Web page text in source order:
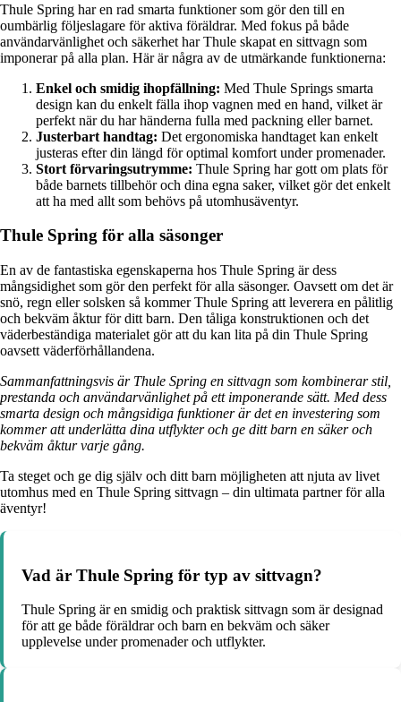
Thule Spring har en rad smarta funktioner som gör den till en
oumbärlig följeslagare för aktiva föräldrar. Med fokus på både
användarvänlighet och säkerhet har Thule skapat en sittvagn som
imponerar på alla plan. Här är några av de utmärkande funktionerna:
Enkel och smidig ihopfällning: Med Thule Springs smarta
design kan du enkelt fälla ihop vagnen med en hand, vilket är
perfekt när du har händerna fulla med packning eller barnet.
Justerbart handtag: Det ergonomiska handtaget kan enkelt
justeras efter din längd för optimal komfort under promenader.
Stort förvaringsutrymme: Thule Spring har gott om plats för
både barnets tillbehör och dina egna saker, vilket gör det enkelt
att ha med allt som behövs på utomhusäventyr.
Thule Spring för alla säsonger
En av de fantastiska egenskaperna hos Thule Spring är dess
mångsidighet som gör den perfekt för alla säsonger. Oavsett om det är
snö, regn eller solsken så kommer Thule Spring att leverera en pålitlig
och bekväm åktur för ditt barn. Den tåliga konstruktionen och det
väderbeständiga materialet gör att du kan lita på din Thule Spring
oavsett väderförhållandena.
Sammanfattningsvis är Thule Spring en sittvagn som kombinerar stil,
prestanda och användarvänlighet på ett imponerande sätt. Med dess
smarta design och mångsidiga funktioner är det en investering som
kommer att underlätta dina utflykter och ge ditt barn en säker och
bekväm åktur varje gång.
Ta steget och ge dig själv och ditt barn möjligheten att njuta av livet
utomhus med en Thule Spring sittvagn – din ultimata partner för alla
äventyr!
Vad är Thule Spring för typ av sittvagn?
Thule Spring är en smidig och praktisk sittvagn som är designad
för att ge både föräldrar och barn en bekväm och säker
upplevelse under promenader och utflykter.